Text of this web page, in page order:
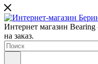
Интернет магазин
на заказ.